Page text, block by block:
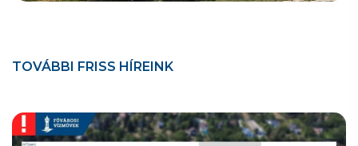
TOVÁBBI FRISS HÍREINK